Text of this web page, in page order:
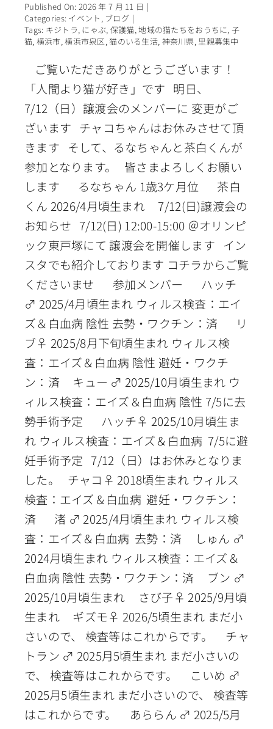
Published On: 2026 年 7 月 11 日 |
Categories: イベント , ブログ |
Tags: キジトラ, にゃぶ, 保護猫,地域の猫たちをおうちに,子
猫, 横浜市,横浜市泉区,猫のいる生活, 神奈川県, 里親募集中
ご覧いただきありがとうございます！
「人間より猫が好き」です 明日、
7/12（日）譲渡会のメンバーに 変更がご
ざいます チャコちゃんはお休みさせて頂
きます そして、るなちゃんと茶白くんが
参加となります。 皆さまよろしくお願い
します るなちゃん 1歳3ケ月位 茶白
くん 2026/4月頃生まれ 7/12(日)譲渡会の
お知らせ 7/12(日) 12:00-15:00 ＠オリンピ
ック東戸塚にて 譲渡会を開催します イン
スタでも紹介しております コチラからご覧
くださいませ 参加メンバー ハッチ
♂ 2025/4月頃生まれ ウィルス検査：エイ
ズ＆白血病 陰性 去勢・ワクチン：済 リ
ブ♀ 2025/8月下旬頃生まれ ウィルス検
査：エイズ＆白血病 陰性 避妊・ワクチ
ン：済 キュー ♂ 2025/10月頃生まれ ウ
ィルス検査：エイズ＆白血病 陰性 7/5に去
勢手術予定 ハッチ♀ 2025/10月頃生ま
れ ウィルス検査：エイズ＆白血病 7/5に避
妊手術予定 7/12（日）はお休みとなりま
した。 チャコ♀ 2018頃生まれ ウィルス
検査：エイズ＆白血病 避妊・ワクチン：
済 渚 ♂ 2025/4月頃生まれ ウィルス検
査：エイズ＆白血病 去勢：済 しゅん ♂
2024月頃生まれ ウィルス検査：エイズ＆
白血病 陰性 去勢・ワクチン：済 ブン ♂
2025/10月頃生まれ さび子♀ 2025/9月頃
生まれ ギズモ♀ 2026/5頃生まれ まだ小
さいので、 検査等はこれからです。 チャ
トラン ♂ 2025月5頃生まれ まだ小さいの
で、 検査等はこれからです。 こいめ ♂
2025月5頃生まれ まだ小さいので、 検査等
はこれからです。 あららん ♂ 2025/5月